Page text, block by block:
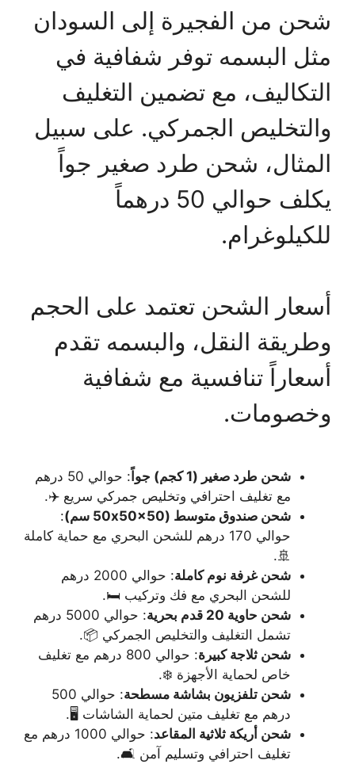
شحن من الفجيرة إلى السودان
مثل البسمه توفر شفافية في
التكاليف، مع تضمين التغليف
والتخليص الجمركي. على سبيل
المثال، شحن طرد صغير جواً
يكلف حوالي 50 درهماً
للكيلوغرام.
أسعار الشحن تعتمد على الحجم
وطريقة النقل، والبسمه تقدم
أسعاراً تنافسية مع شفافية
وخصومات.
شحن طرد صغير (1 كجم) جواً
: حوالي 50 درهم
مع تغليف احترافي وتخليص جمركي سريع ✈️.
شحن صندوق متوسط (50x50x50 سم)
:
حوالي 170 درهم للشحن البحري مع حماية كاملة
🚢.
شحن غرفة نوم كاملة
: حوالي 2000 درهم
للشحن البحري مع فك وتركيب 🛏️.
شحن حاوية 20 قدم بحرية
: حوالي 5000 درهم
تشمل التغليف والتخليص الجمركي 📦.
شحن ثلاجة كبيرة
: حوالي 800 درهم مع تغليف
خاص لحماية الأجهزة ❄️.
شحن تلفزيون بشاشة مسطحة
: حوالي 500
درهم مع تغليف متين لحماية الشاشات 🖥️.
شحن أريكة ثلاثية المقاعد
: حوالي 1000 درهم مع
تغليف احترافي وتسليم آمن 🛋️.